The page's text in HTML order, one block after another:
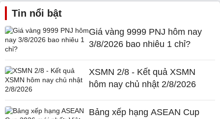
Tin nổi bật
Giá vàng 9999 PNJ hôm nay
3/8/2026 bao nhiêu 1 chỉ?
XSMN 2/8 - Kết quả XSMN
hôm nay chủ nhật 2/8/2026
Bảng xếp hạng ASEAN Cup